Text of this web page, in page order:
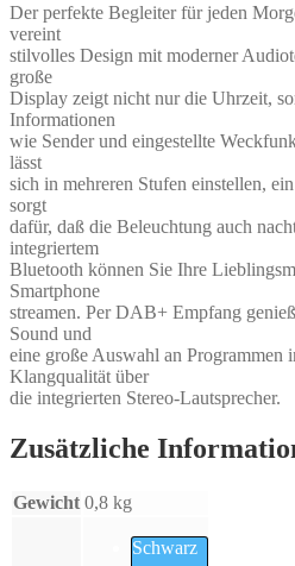
Der perfekte Begleiter für jeden
vereint
stilvolles Design mit moderner
große
Display zeigt nicht nur die Uhrzeit,
Informationen
wie Sender und eingestellte
lässt
sich in mehreren Stufen einstellen,
sorgt
dafür, daß die Beleuchtung auch
integriertem
Bluetooth können Sie Ihre
Smartphone
streamen. Per DAB+ Empfang
Sound und
eine große Auswahl an Programmen
Klangqualität über
die integrierten Stereo-Lautsprecher.
Zusätzliche
Gewicht 0,8 kg
Schwarz